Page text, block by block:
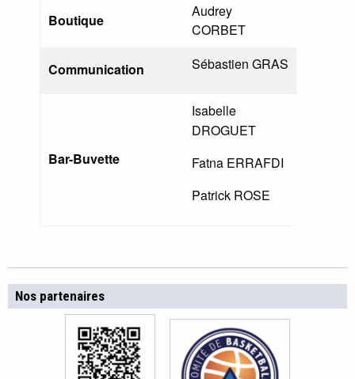
Boutique
Audrey
CORBET
Communication Sébastien GRAS
Bar-Buvette
Isabelle
DROGUET
Fatna ERRAFDI
Patrick ROSE
Nos partenaires